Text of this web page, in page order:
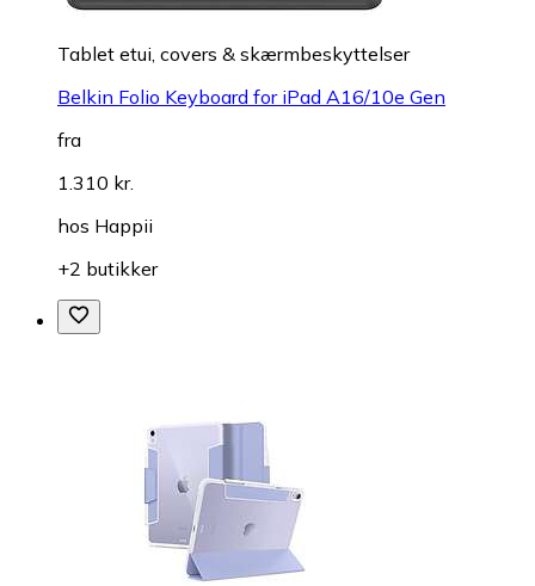
Tablet etui, covers & skærmbeskyttelser
Belkin Folio Keyboard for iPad A16/10e Gen
fra
1.310 kr.
hos Happii
+2 butikker